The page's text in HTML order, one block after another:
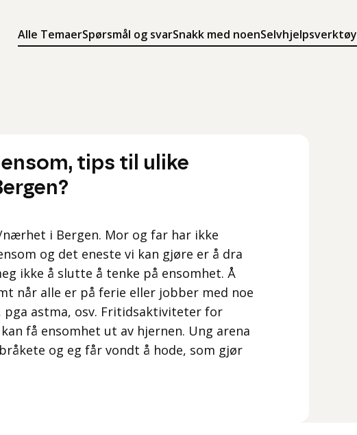
Alle TemaerSpørsmål og svarSnakk med noenSelvhjelpsverktøy
Søk
Meny
tips til ulike
i Bergen. Mor og far har ikke
og det eneste vi kan gjøre er å dra
ikke å slutte å tenke på ensomhet. Å
når alle er på ferie eller jobber med noe
astma, osv. Fritidsaktiviteter for
få ensomhet ut av hjernen. Ung arena
og eg får vondt å hode, som gjør